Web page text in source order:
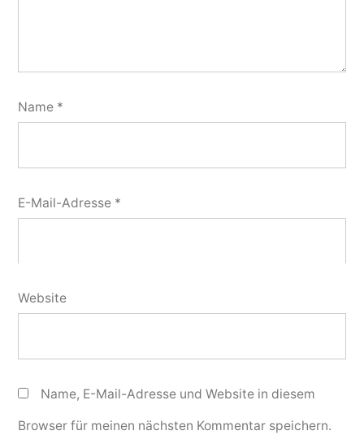
Name *
E-Mail-Adresse *
Website
Name, E-Mail-Adresse und Website in diesem
Browser für meinen nächsten Kommentar speichern.